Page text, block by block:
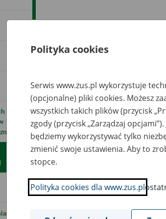
przez
do
Wszystkie uwagi można przesyłać
Wyświetl wszystkie
Polityka cookies
Serwis www.zus.pl wykorzystuje
(opcjonalne) pliki cookies. Możesz
wszystkich takich plików (przycisk
zgody (przycisk „Zarządzaj
będziemy wykorzystywać tylko
zmienić swoje ustawienia. Aby to
stopce.
Polityka cookies dla www.zus.pl